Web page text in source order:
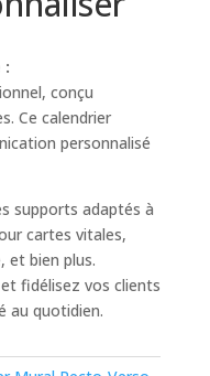
:
conçu
Ce calendrier
personnalisé
supports adaptés à
cartes vitales,
et bien plus.
fidélisez vos clients
au quotidien.